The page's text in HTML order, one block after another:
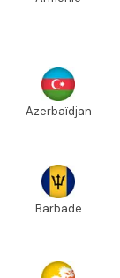
Azerbaïdjan
Barbade